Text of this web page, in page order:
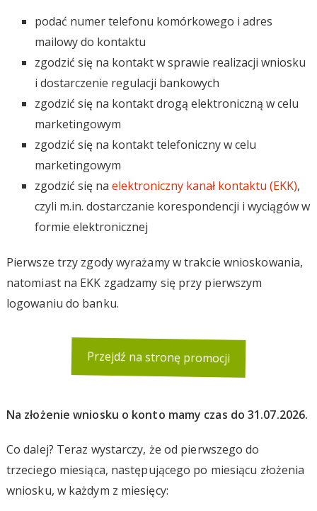
podać numer telefonu komórkowego i adres
mailowy do kontaktu
zgodzić się na kontakt w sprawie realizacji wniosku
i dostarczenie regulacji bankowych
zgodzić się na kontakt drogą elektroniczną w celu
marketingowym
zgodzić się na kontakt telefoniczny w celu
marketingowym
zgodzić się na elektroniczny kanał kontaktu (EKK),
czyli m.in. dostarczanie korespondencji i wyciągów w
formie elektronicznej
Pierwsze trzy zgody wyrażamy w trakcie wnioskowania,
natomiast na EKK zgadzamy się przy pierwszym
logowaniu do banku.
Przejdź na stronę promocji
Na złożenie wniosku o konto mamy czas do 31.07.2026.
Co dalej? Teraz wystarczy, że od pierwszego do
trzeciego miesiąca, następującego po miesiącu złożenia
wniosku, w każdym z miesięcy: